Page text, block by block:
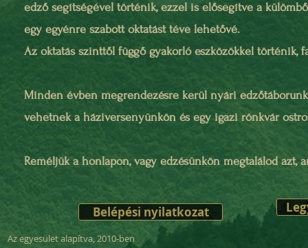
edző segítségével történik, ezzel is elősegítve a
egy egyénre szabott oktatást téve lehetővé.
Az oktatás szinttől függő gyakorló eszközökkel történik,
Minden évben megrendezésre kerül nyári
vehetnek a háziversenyünkön és egy igazi rönkvár
Reméljük a honlapon, vagy edzésünkön megtalálod azt,
Belépési nyilatkozat
Az egyesület alapítva, 2010-ben